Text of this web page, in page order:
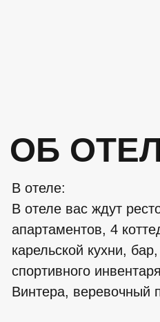
ЖИЗНЬСЛИШКОМ